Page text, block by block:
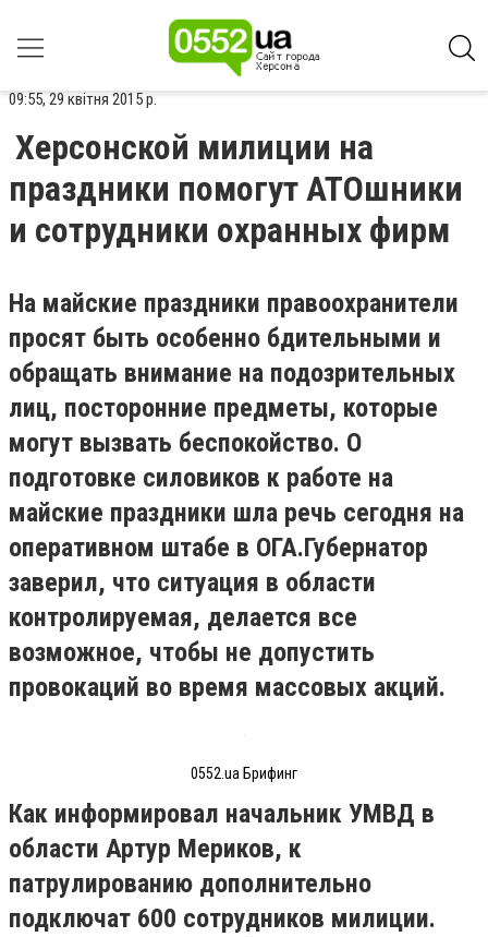
09:55, 29 квітня 2015 р.
Херсонской милиции на
праздники помогут АТОшники
и сотрудники охранных фирм
На майские праздники правоохранители
просят быть особенно бдительными и
обращать внимание на подозрительных
лиц, посторонние предметы, которые
могут вызвать беспокойство. О
подготовке силовиков к работе на
майские праздники шла речь сегодня на
оперативном штабе в ОГА.Губернатор
заверил, что ситуация в области
контролируемая, делается все
возможное, чтобы не допустить
провокаций во время массовых акций.
0552.ua Брифинг
Как информировал начальник УМВД в
области Артур Мериков, к
патрулированию дополнительно
подключат 600 сотрудников милиции.